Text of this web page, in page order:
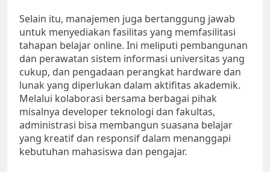
Selain itu, manajemen juga bertanggung jawab
untuk menyediakan fasilitas yang memfasilitasi
tahapan belajar online. Ini meliputi pembangunan
dan perawatan sistem informasi universitas yang
cukup, dan pengadaan perangkat hardware dan
lunak yang diperlukan dalam aktifitas akademik.
Melalui kolaborasi bersama berbagai pihak
misalnya developer teknologi dan fakultas,
administrasi bisa membangun suasana belajar
yang kreatif dan responsif dalam menanggapi
kebutuhan mahasiswa dan pengajar.